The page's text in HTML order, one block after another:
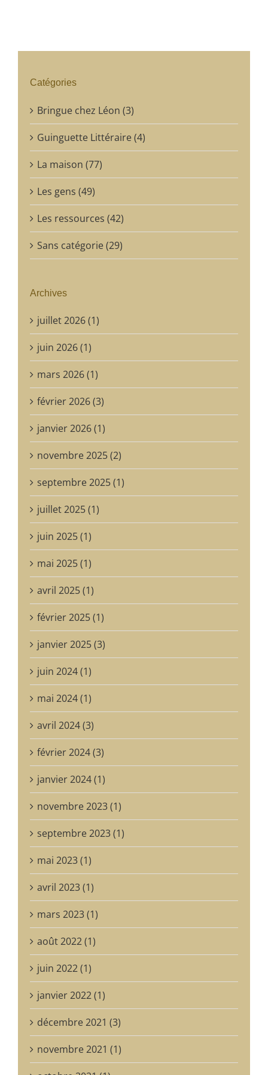
Catégories
Bringue chez Léon (3)
Guinguette Littéraire (4)
La maison (77)
Les gens (49)
Les ressources (42)
Sans catégorie (29)
Archives
juillet 2026 (1)
juin 2026 (1)
mars 2026 (1)
février 2026 (3)
janvier 2026 (1)
novembre 2025 (2)
septembre 2025 (1)
juillet 2025 (1)
juin 2025 (1)
mai 2025 (1)
avril 2025 (1)
février 2025 (1)
janvier 2025 (3)
juin 2024 (1)
mai 2024 (1)
avril 2024 (3)
février 2024 (3)
janvier 2024 (1)
novembre 2023 (1)
septembre 2023 (1)
mai 2023 (1)
avril 2023 (1)
mars 2023 (1)
août 2022 (1)
juin 2022 (1)
janvier 2022 (1)
décembre 2021 (3)
novembre 2021 (1)